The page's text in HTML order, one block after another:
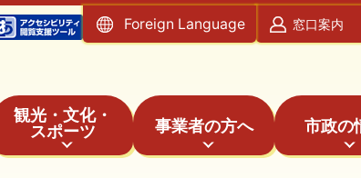
Foreign Language 窓口案内
観光・文化・
スポーツ
事業者の方へ 市政の